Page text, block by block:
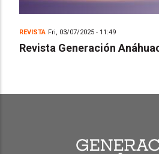
REVISTA Fri, 03/07/2025 - 11:49
Revista Generación